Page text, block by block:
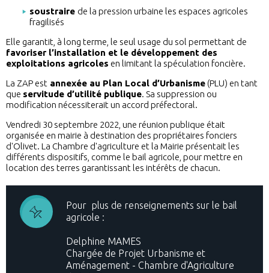
soustraire de la pression urbaine les espaces agricoles
fragilisés
Elle garantit, à long terme, le seul usage du sol permettant de
favoriser l’installation et le développement des
exploitations agricoles en limitant la spéculation foncière.
La ZAP est annexée au Plan Local d’Urbanisme (PLU) en tant
que servitude d’utilité publique. Sa suppression ou
modification nécessiterait un accord préfectoral.
Vendredi 30 septembre 2022, une réunion publique était
organisée en mairie à destination des propriétaires fonciers
d'Olivet. La Chambre d'agriculture et la Mairie présentait les
différents dispositifs, comme le bail agricole, pour mettre en
location des terres garantissant les intérêts de chacun.
Pour plus de renseignements sur le bail
agricole :
Delphine MAMES
Chargée de Projet Urbanisme et
Aménagement - Chambre d'Agriculture